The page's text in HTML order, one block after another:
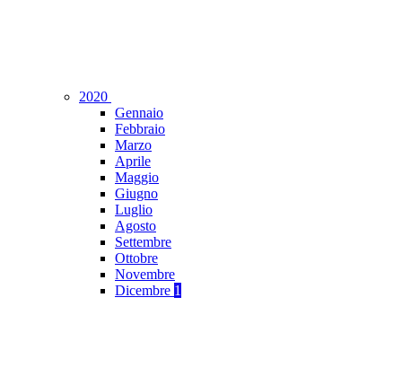
2020
Gennaio
Febbraio
Marzo
Aprile
Maggio
Giugno
Luglio
Agosto
Settembre
Ottobre
Novembre
Dicembre 1